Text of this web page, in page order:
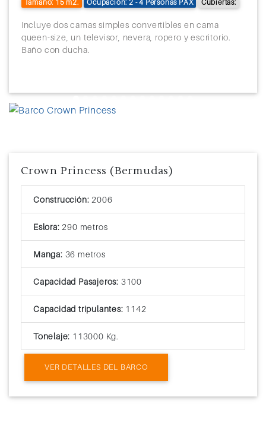
Tamaño: 15 m2. Ocupación: 2 - 4 Personas PAX Cubiertas:
Incluye dos camas simples convertibles en cama
queen-size, un televisor, nevera, ropero y escritorio.
Baño con ducha.
Previous
Crown Princess (Bermudas)
Construcción: 2006
Eslora: 290 metros
Manga: 36 metros
Capacidad Pasajeros: 3100
Capacidad tripulantes: 1142
Tonelaje: 113000 Kg.
VER DETALLES DEL BARCO